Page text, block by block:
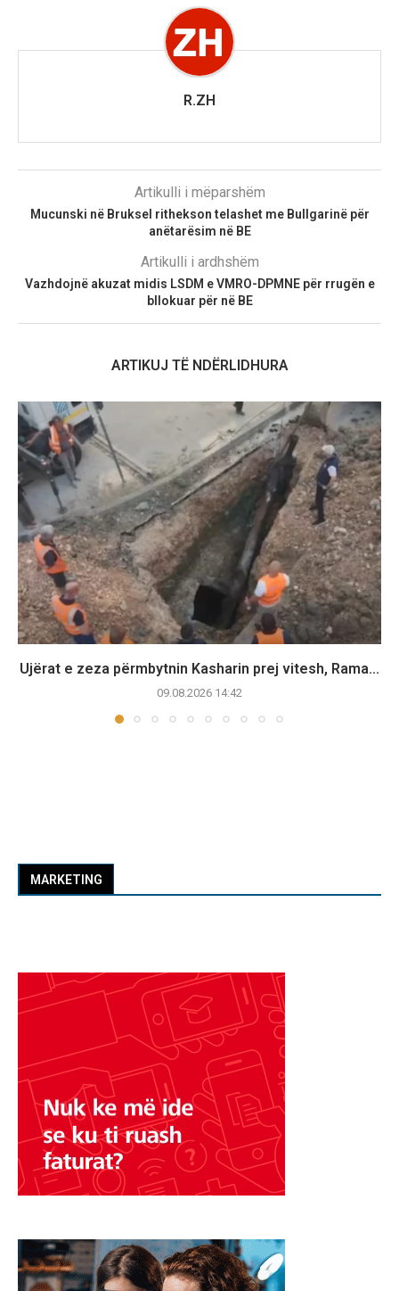
R.ZH
Artikulli i mëparshëm
Mucunski në Bruksel rithekson telashet me Bullgarinë për
anëtarësim në BE
Artikulli i ardhshëm
Vazhdojnë akuzat midis LSDM e VMRO-DPMNE për rrugën e
bllokuar për në BE
ARTIKUJ TË NDËRLIDHURA
Ujërat e zeza përmbytnin Kasharin prej vitesh, Rama...
09.08.2026 14:42
MARKETING